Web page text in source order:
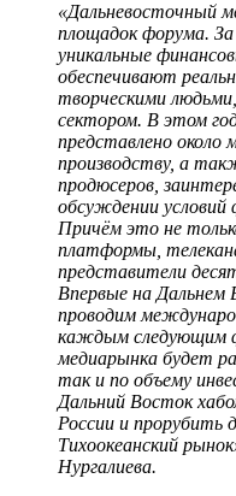
«Дальневосточный
площадок форума.
уникальные
обеспечивают
творческими
сектором. В этом
представлено около
производству, а
продюсеров,
обсуждении условий
Причём это не
платформы,
представители
Впервые на Дальнем
проводим
каждым следующим
медиарынка будет
так и по объему
Дальний Восток
России и прорубить
Тихоокеанский
Нургалиева.